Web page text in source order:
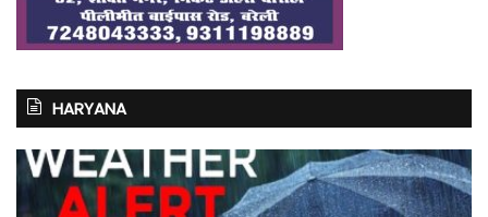
HARYANA